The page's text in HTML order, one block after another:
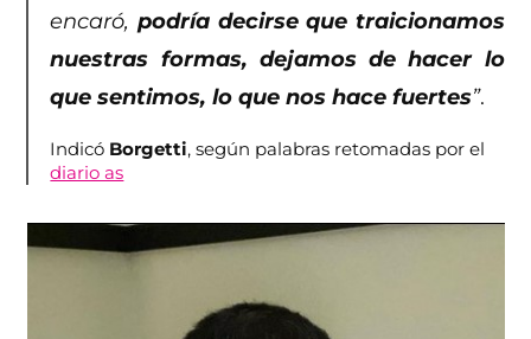
encaró, podría decirse que traicionamos
nuestras formas, dejamos de hacer lo
que sentimos, lo que nos hace fuertes”.
Indicó Borgetti, según palabras retomadas por el
diario as